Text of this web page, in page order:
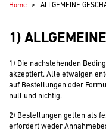
Home ALLGEMEINE
1)
1) Die nachstehenden
akzeptiert. Alle etwaigen
auf Bestellungen oder
null und nichtig.
2) Bestellungen gelten als
erfordert weder